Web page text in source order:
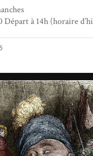
Départ à 14h (horaire